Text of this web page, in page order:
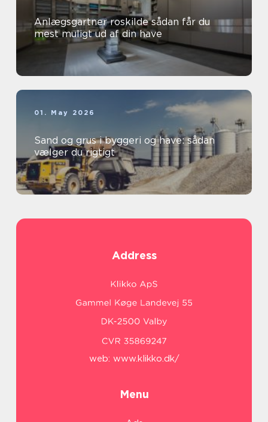
Anlægsgartner roskilde sådan får du
mest muligt ud af din have
01. May 2026
Sand og grus i byggeri og have: sådan
vælger du rigtigt
Address
web: www.klikko.dk/
Menu